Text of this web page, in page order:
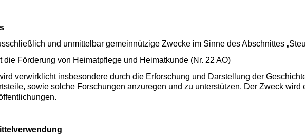
und unmittelbar gemeinnützige Zwecke im Sinne des Abschnittes
die Förderung von Heimatpflege und Heimatkunde (Nr. 22 AO)
verwirklicht insbesondere durch die Erforschung und Darstellung der
sowie solche Forschungen anzuregen und zu unterstützen. Der Zweck wird